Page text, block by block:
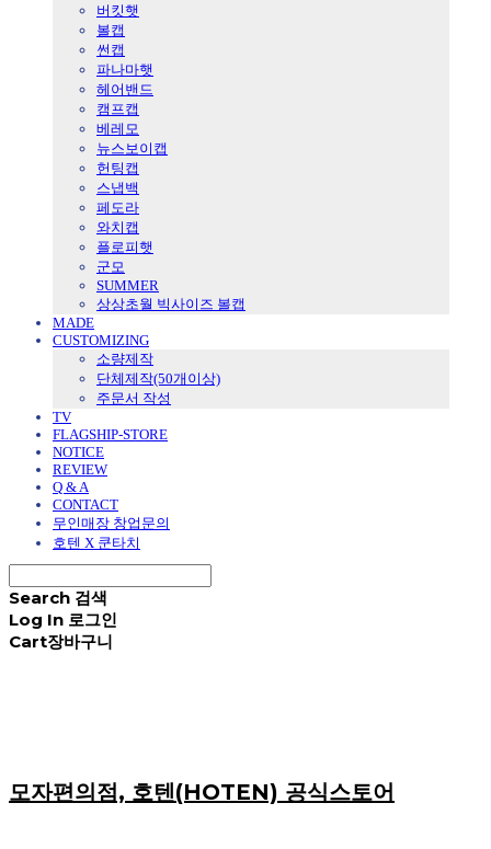
버킷햇
볼캡
썬캡
파나마햇
헤어밴드
캠프캡
베레모
뉴스보이캡
헌팅캡
스냅백
페도라
와치캡
플로피햇
군모
SUMMER
상상초월 빅사이즈 볼캡
MADE
CUSTOMIZING
소량제작
단체제작(50개이상)
주문서 작성
TV
FLAGSHIP-STORE
NOTICE
REVIEW
Q & A
CONTACT
무인매장 창업문의
호텐 X 쿤타치
Search 검색
Log In 로그인
Cart장바구니
모자편의점, 호텐(HOTEN) 공식스토어